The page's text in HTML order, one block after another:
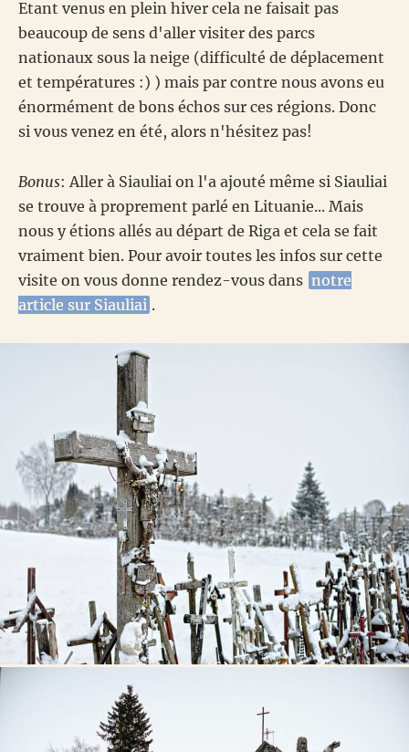
Etant venus en plein hiver cela ne faisait pas
beaucoup de sens d'aller visiter des parcs
nationaux sous la neige (difficulté de déplacement
et températures :) ) mais par contre nous avons eu
énormément de bons échos sur ces régions. Donc
si vous venez en été, alors n'hésitez pas!
Bonus: Aller à Siauliai on l'a ajouté même si Siauliai
se trouve à proprement parlé en Lituanie... Mais
nous y étions allés au départ de Riga et cela se fait
vraiment bien. Pour avoir toutes les infos sur cette
visite on vous donne rendez-vous dans notre
article sur Siauliai .